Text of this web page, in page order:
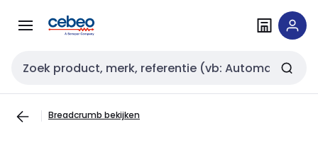
naar
naar
Zoekveld invoer
Breadcrumb bekijken